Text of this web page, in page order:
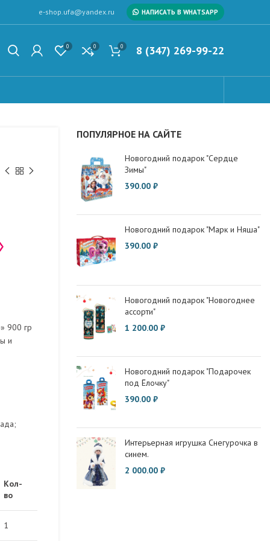
e-shop.ufa@yandex.ru НАПИСАТЬ В WHATSAPP
0 0 0 8 (347) 269-99-22
900 гр
и
Кол-
во
1
ПОПУЛЯРНОЕ НА САЙТЕ
Новогодний подарок "Сердце
Зимы"
390.00 ₽
Новогодний подарок "Марк и Няша"
390.00 ₽
Новогодний подарок "Новогоднее
ассорти"
1 200.00 ₽
Новогодний подарок "Подарочек
под Ёлочку"
390.00 ₽
Интерьерная игрушка Снегурочка в
синем.
2 000.00 ₽